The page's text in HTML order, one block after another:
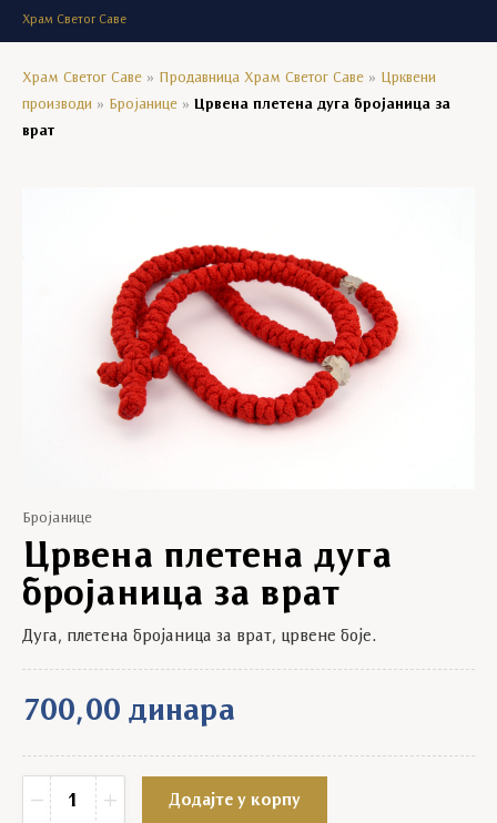
Храм Светог Саве
Храм Светог Саве » Продавница Храм Светог Саве » Црквени
производи » Бројанице » Црвена плетена дуга бројаница за
врат
Бројанице
Црвена плетена дуга
бројаница за врат
700,00 динара
Дуга, плетена бројаница за врат, црвене боје.
−
Црвена плетена дуга бројаница за врат quantity
+ Додајте у корпу